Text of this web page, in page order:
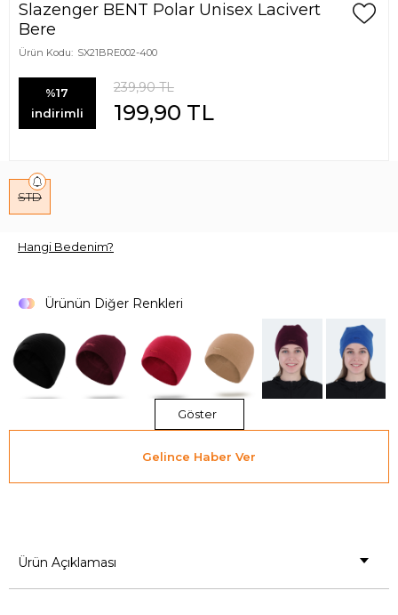
Slazenger BENT Polar Unisex Lacivert
Bere
Ürün Kodu: SX21BRE002-400
%17
indirimli
239,90TL
199,90 TL
STD
Hangi Bedenim?
Ürünün Diğer Renkleri
Göster
Gelince Haber Ver
Ürün Açıklaması